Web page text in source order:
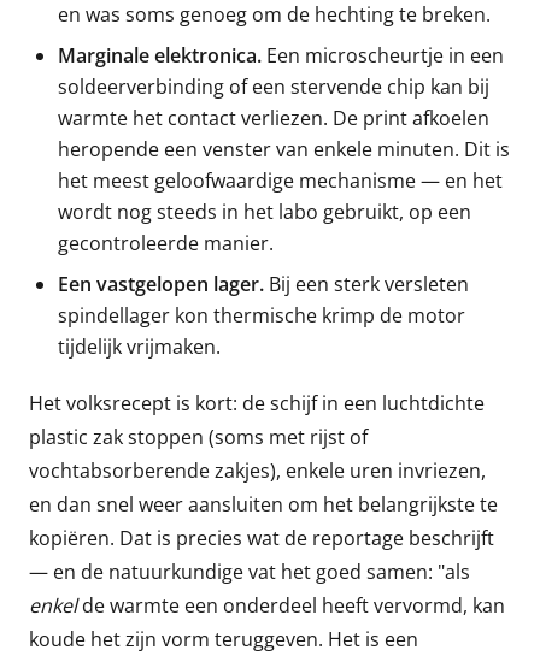
en was soms genoeg om de hechting te breken.
Marginale elektronica. Een microscheurtje in een
soldeerverbinding of een stervende chip kan bij
warmte het contact verliezen. De print afkoelen
heropende een venster van enkele minuten. Dit is
het meest geloofwaardige mechanisme — en het
wordt nog steeds in het labo gebruikt, op een
gecontroleerde manier.
Een vastgelopen lager. Bij een sterk versleten
spindellager kon thermische krimp de motor
tijdelijk vrijmaken.
Het volksrecept is kort: de schijf in een luchtdichte
plastic zak stoppen (soms met rijst of
vochtabsorberende zakjes), enkele uren invriezen,
en dan snel weer aansluiten om het belangrijkste te
kopiëren. Dat is precies wat de reportage beschrijft
— en de natuurkundige vat het goed samen: "als
enkelde warmte een onderdeel heeft vervormd, kan
koude het zijn vorm teruggeven. Het is een